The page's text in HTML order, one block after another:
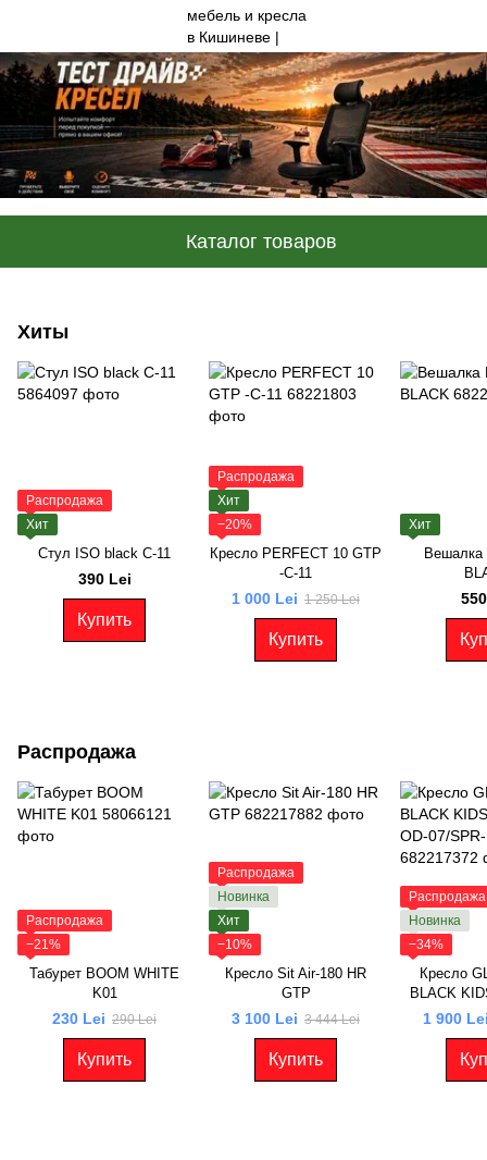
Каталог товаров
Хиты
Распродажа
Хит
Стул ISO black С-11
390 Lei
Купить
Распродажа
Хит
−20%
Кресло PERFECT 10 GTP
-C-11
1 000 Lei 1 250 Lei
Купить
Хит
Вешалка
Распродажа
Распродажа
−21%
Табурет BOOM WHITE
K01
230 Lei 290 Lei
Купить
Распродажа
Новинка
Хит
−10%
Кресло Sit Air-180 HR
GTP
3 100 Lei 3 444 Lei
Купить
Распродажа
Новинка
−34%
Кресло
BLACK
OD-
1 900